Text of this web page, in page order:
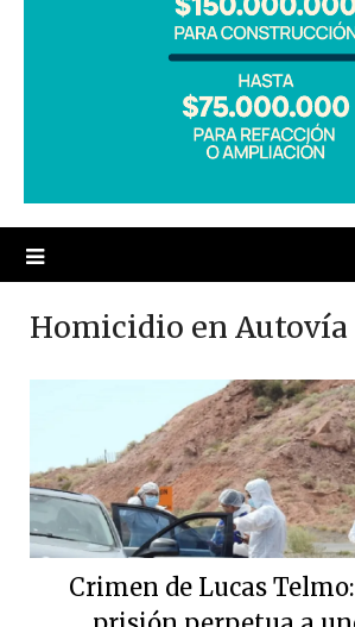
Homicidio en Autovía
Crimen de Lucas